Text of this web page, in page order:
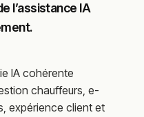
l’assistance IA
IA cohérente
chauffeurs, e-
expérience client et